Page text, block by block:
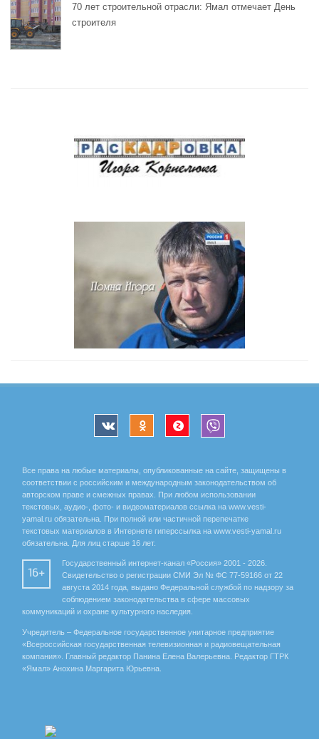
70 лет строительной отрасли: Ямал отмечает День
строителя
Все права на любые материалы, опубликованные на сайте, защищены в
соответствии с российским и международным законодательством об
авторском праве и смежных правах. При любом использовании
текстовых, аудио-, фото- и видеоматериалов ссылка на www.vesti-
yamal.ru обязательна. При полной или частичной перепечатке
текстовых материалов в Интернете гиперссылка на www.vesti-yamal.ru
обязательна. Для лиц старше 16 лет.
16+
Государственный интернет-канал «Россия» 2001 - 2026.
Свидетельство о регистрации СМИ Эл № ФС 77-59166 от 22
августа 2014 года, выдано Федеральной службой по надзору за
соблюдением законодательства в сфере массовых
коммуникаций и охране культурного наследия.
Учредитель – Федеральное государственное унитарное предприятие
«Всероссийская государственная телевизионная и радиовещательная
компания». Главный редактор Панина Елена Валерьевна. Редактор ГТРК
«Ямал» Анохина Маргарита Юрьевна.